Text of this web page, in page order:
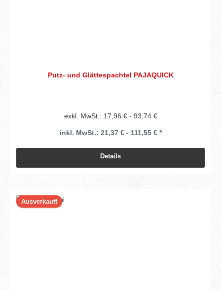
Putz- und Glättespachtel PAJAQUICK
exkl. MwSt.: 17,96 € - 93,74 €
inkl. MwSt.: 21,37 € - 111,55 € *
Details
Ausverkauft